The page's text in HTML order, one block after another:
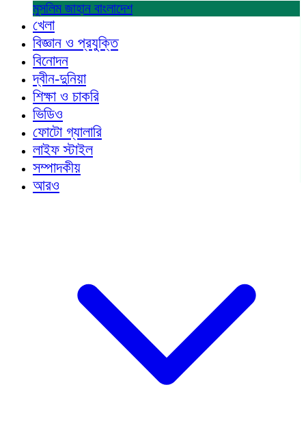
মুসলিম জাহান বাংলাদেশ
খেলা
বিজ্ঞান ও প্রযুক্তি
বিনোদন
দ্বীন-দুনিয়া
শিক্ষা ও চাকরি
ভিডিও
ফোটো গ্যালারি
লাইফ স্টাইল
সম্পাদকীয়
আরও